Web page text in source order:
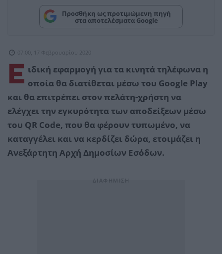
Προσθήκη ως προτιμώμενη πηγή
στα αποτελέσματα Google
07:00, 17 Φεβρουαρίου 2020
Ε ιδική εφαρμογή για τα κινητά τηλέφωνα η
οποία θα διατίθεται μέσω του Google Play
και θα επιτρέπει στον πελάτη-χρήστη να
ελέγχει την εγκυρότητα των αποδείξεων μέσω
του QR Code, που θα φέρουν τυπωμένο, να
καταγγέλει και να κερδίζει δώρα, ετοιμάζει η
Ανεξάρτητη Αρχή Δημοσίων Εσόδων.